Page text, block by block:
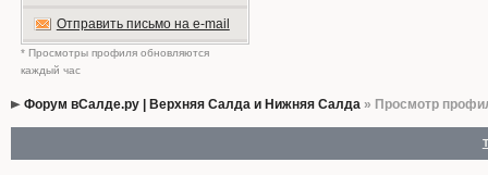
Отправить письмо на e-mail
* Просмотры профиля обновляются
каждый час
Форум вСалде.ру | Верхняя Салда и Нижняя Салда» Просмотр